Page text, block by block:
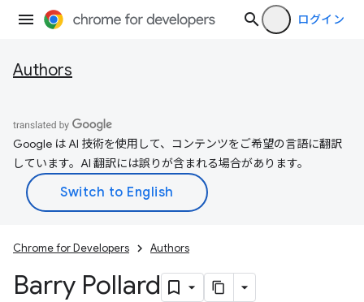
ログイン
Authors
Google は AI 技術を使用して、コンテンツをご希望の言語に翻訳
しています。AI 翻訳には誤りが含まれる場合があります。
Chrome for Developers Authors
Barry Pollard